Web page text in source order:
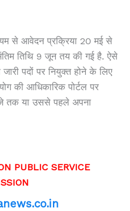
से आवेदन प्रक्रिया 20 मई से
तिथि 9 जून तय की गई है. ऐसे
पदों पर नियुक्त होने के लिए
की आधिकारिक पोर्टल पर
तक या उससे पहले अपना
PUBLIC SERVICE